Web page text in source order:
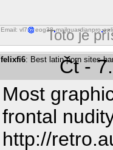
Email: vl7 eog38 mailguardianpro
Toto je
felixfi6: Best latin porn sites
Čt -
Most
frontal
http://